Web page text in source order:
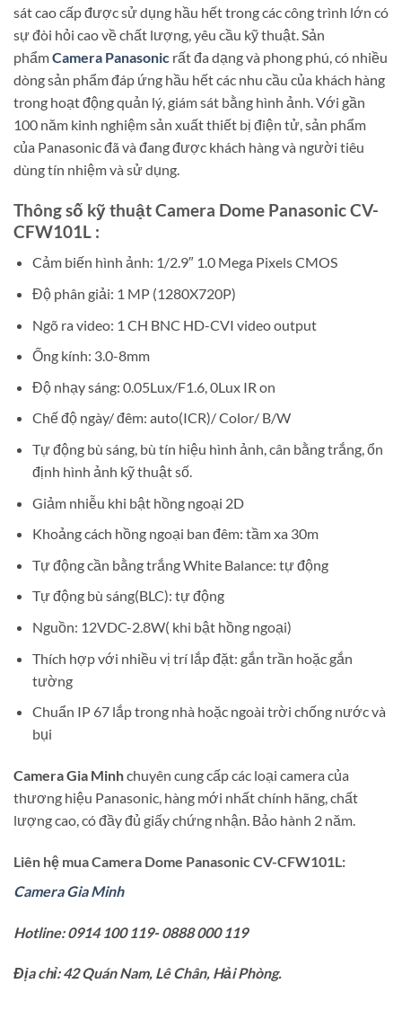
sát cao cấp được sử dụng hầu hết trong các công trình lớn có
sự đòi hỏi cao về chất lượng, yêu cầu kỹ thuật. Sản
phẩmCamera Panasonic rất đa dạng và phong phú, có nhiều
dòng sản phẩm đáp ứng hầu hết các nhu cầu của khách hàng
trong hoạt động quản lý, giám sát bằng hình ảnh. Với gần
100 năm kinh nghiệm sản xuất thiết bị điện tử, sản phẩm
của Panasonic đã và đang được khách hàng và người tiêu
dùng tín nhiệm và sử dụng.
Thông số kỹ thuật Camera Dome Panasonic CV-
CFW101L :
Cảm biến hình ảnh: 1/2.9″ 1.0 Mega Pixels CMOS
Độ phân giải: 1 MP (1280X720P)
Ngõ ra video: 1 CH BNC HD-CVI video output
Ống kính: 3.0-8mm
Độ nhạy sáng: 0.05Lux/F1.6, 0Lux IR on
Chế độ ngày/ đêm: auto(ICR)/ Color/ B/W
Tự động bù sáng, bù tín hiệu hình ảnh, cân bằng trắng, ổn
định hình ảnh kỹ thuật số.
Giảm nhiễu khi bật hồng ngoại 2D
Khoảng cách hồng ngoại ban đêm: tầm xa 30m
Tự động cần bằng trắng White Balance: tự động
Tự động bù sáng(BLC): tự động
Nguồn: 12VDC-2.8W( khi bật hồng ngoại)
Thích hợp với nhiều vị trí lắp đặt: gắn trần hoặc gắn
tường
Chuẩn IP 67 lắp trong nhà hoặc ngoài trời chống nước và
bụi
Camera Gia Minhchuyên cung cấp các loại camera của
thương hiệu Panasonic, hàng mới nhất chính hãng, chất
lượng cao, có đầy đủ giấy chứng nhận. Bảo hành 2 năm.
Liên hệ mua Camera Dome Panasonic CV-CFW101L:
Camera Gia Minh
Hotline: 0914 100 119- 0888 000 119
Địa chỉ: 42 Quán Nam, Lê Chân, Hải Phòng.